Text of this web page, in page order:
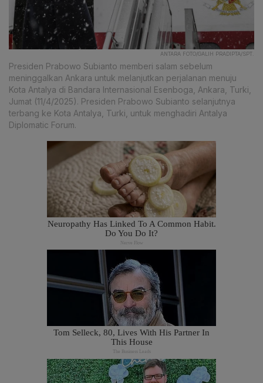
ANTARA FOTO/GALIH PRADIPTA/SPT.
Presiden Prabowo Subianto memberi salam sebelum
meninggalkan Ankara untuk melanjutkan perjalanan menuju
Kota Antalya di Bandara Internasional Esenboga, Ankara, Turki,
Jumat (11/4/2025). Presiden Prabowo Subianto selanjutnya
terbang ke Kota Antalya, Turki, untuk menghadiri Antalya
Diplomatic Forum.